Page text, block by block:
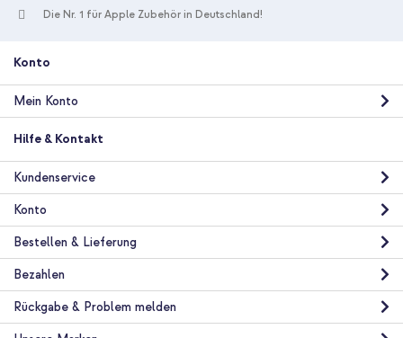
Kostenloser Versand
Versand
imoshion Luxuriöse Klapphülle Apple iPhone 8 Plus / 7 Plus -
Apple iPhone 8 Plus / 7 Plus
Die Nr. 1 für Apple Zubehör in Deutschland!
Konto
Mein Konto
Hilfe & Kontakt
Kundenservice
Konto
Bestellen & Lieferung
Bezahlen
Rückgabe & Problem melden